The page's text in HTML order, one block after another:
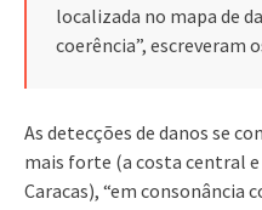
localizada no mapa de
coerência”, escreveram
As detecções de danos se
mais forte (a costa central
Caracas), “em consonância